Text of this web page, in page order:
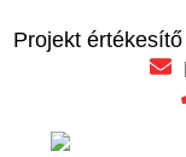
Projekt